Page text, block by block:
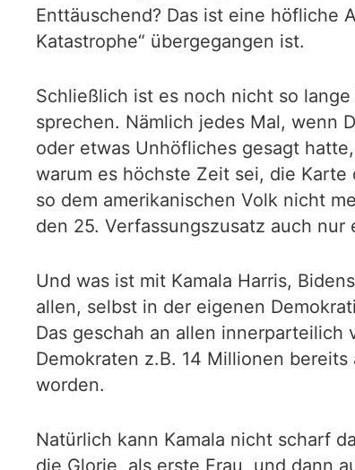
Enttäuschend? Das ist eine höfliche
Katastrophe“ übergegangen ist.
Schließlich ist es noch nicht so
sprechen. Nämlich jedes Mal, wenn
oder etwas Unhöfliches gesagt
warum es höchste Zeit sei, die
so dem amerikanischen Volk nicht
den 25. Verfassungszusatz auch
Und was ist mit Kamala Harris,
allen, selbst in der eigenen
Das geschah an allen
Demokraten z.B. 14 Millionen
worden.
Natürlich kann Kamala nicht scharf
die Glorie, als erste Frau, und dann